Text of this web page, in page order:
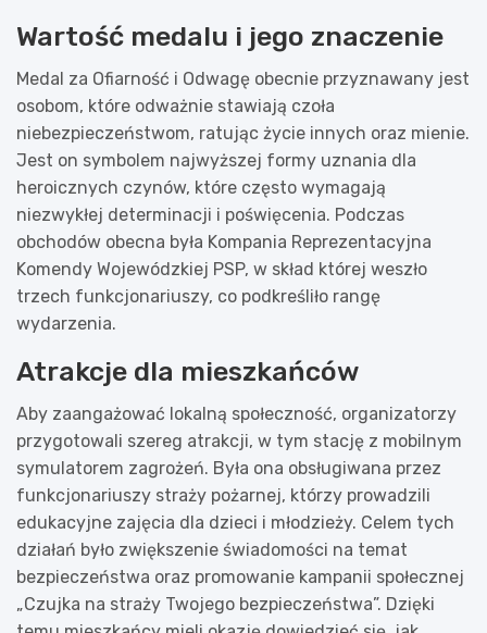
Wartość medalu i jego znaczenie
Medal za Ofiarność i Odwagę obecnie przyznawany jest
osobom, które odważnie stawiają czoła
niebezpieczeństwom, ratując życie innych oraz mienie.
Jest on symbolem najwyższej formy uznania dla
heroicznych czynów, które często wymagają
niezwykłej determinacji i poświęcenia. Podczas
obchodów obecna była Kompania Reprezentacyjna
Komendy Wojewódzkiej PSP, w skład której weszło
trzech funkcjonariuszy, co podkreśliło rangę
wydarzenia.
Atrakcje dla mieszkańców
Aby zaangażować lokalną społeczność, organizatorzy
przygotowali szereg atrakcji, w tym stację z mobilnym
symulatorem zagrożeń. Była ona obsługiwana przez
funkcjonariuszy straży pożarnej, którzy prowadzili
edukacyjne zajęcia dla dzieci i młodzieży. Celem tych
działań było zwiększenie świadomości na temat
bezpieczeństwa oraz promowanie kampanii społecznej
„Czujka na straży Twojego bezpieczeństwa”. Dzięki